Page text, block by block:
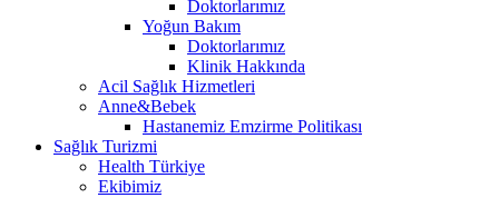
Doktorlarımız
Yoğun Bakım
Doktorlarımız
Klinik Hakkında
Acil Sağlık Hizmetleri
Anne&Bebek
Hastanemiz Emzirme Politikası
Sağlık Turizmi
Health Türkiye
Ekibimiz